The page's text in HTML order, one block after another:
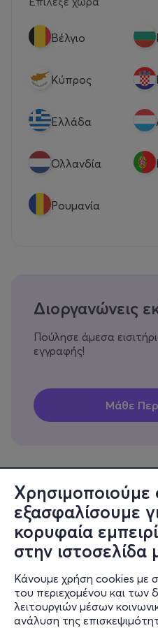
εξασφαλίσουμε
κορυφαία
στην ιστοσελίδα
Κάνουμε χρήση cookies με
του περιεχομένου και των
λειτουργιών μέσων
ανάλυση της
Βέλγιο
Κύπρος
Eλλάδα
Ολλανδία
Ρουμανία
Διοργανώνεις
Πούλησε άμεσα
εγγραφής!
Πληροφορίες
Υποστήριξη
Stay Connected